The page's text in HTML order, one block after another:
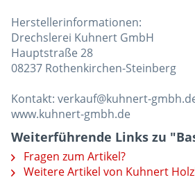
Herstellerinformationen:
Drechslerei Kuhnert GmbH
Hauptstraße 28
08237 Rothenkirchen-Steinberg
Kontakt: verkauf@kuhnert-
www.kuhnert-gmbh.de
Weiterführende Links zu
Fragen zum Artikel?
Weitere Artikel von Kuhnert